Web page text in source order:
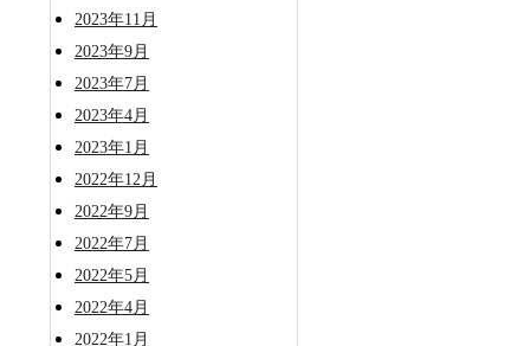
2023年11月
2023年9月
2023年7月
2023年4月
2023年1月
2022年12月
2022年9月
2022年7月
2022年5月
2022年4月
2022年1月